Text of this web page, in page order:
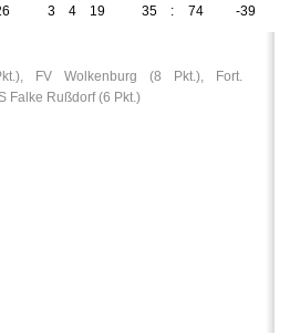
3 4 19 35 : 74 -39
FV Wolkenburg (8 Pkt.), Fort.
Falke Rußdorf (6 Pkt.)